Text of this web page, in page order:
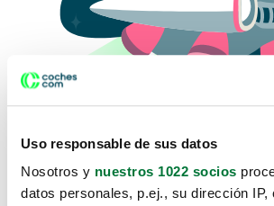
Uso responsable de sus datos
Nosotros y nuestros 1022 socios
datos personales, p.ej., su dirección IP,